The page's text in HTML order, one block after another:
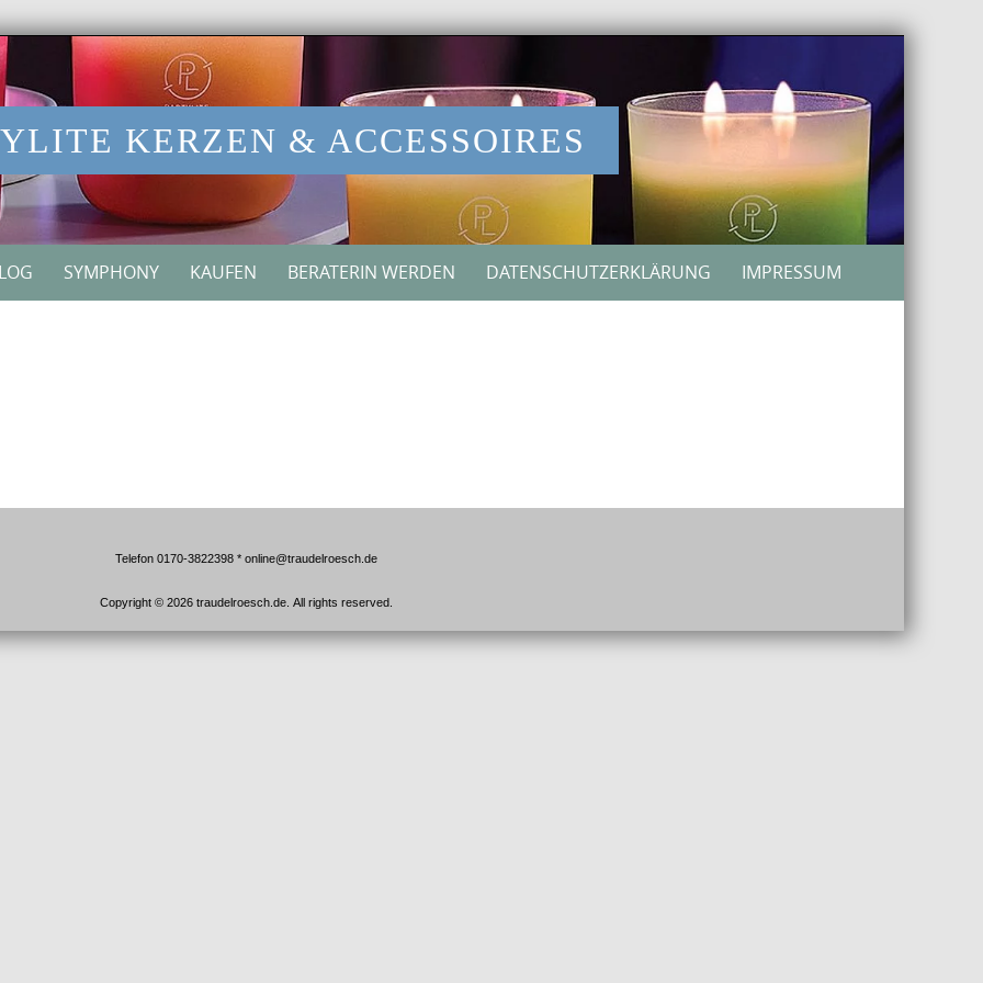
KERZEN & ACCESSOIRES
SYMPHONY KAUFEN BERATERIN WERDEN DATENSCHUTZERKLÄRUNG IMPRESSUM
Telefon 0170-3822398 * online@traudelroesch.de
Copyright © 2026 traudelroesch.de. All rights reserved.